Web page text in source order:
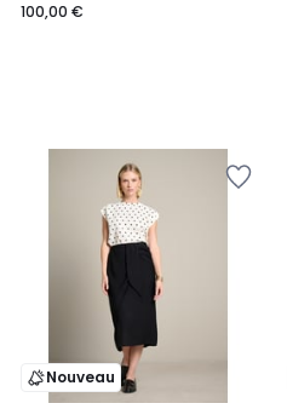
100,00 €
Nouveau